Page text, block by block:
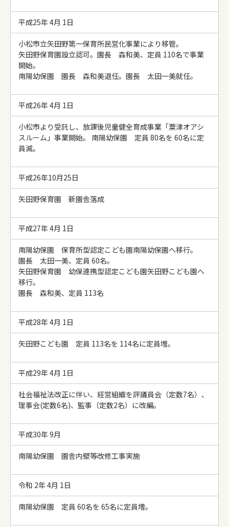
平成25年 4月 1日
小松市立矢田野第一保育所民営化事業により移管。
矢田野保育園設立認可。園長 森和美、定員 110名で事業
開始。
南陽幼保園 園長 森和美退任。園長 太田一美就任。
平成26年 4月 1日
小松市より受託し、放課後児童健全育成事業「粟津オアシ
スルーム」事業開始。 南陽幼保園 定員 80名を 60名に定
員減。
平成26年10月25日
矢田野保育園 新園舎落成
平成27年 4月 1日
南陽幼保園 保育所型認定こども園南陽幼保園へ移行。
園長 太田一美、定員 60名。
矢田野保育園 幼保連携型認定こども園矢田野こども園へ
移行。
園長 森和美、定員 113名
平成28年 4月 1日
矢田野こども園 定員 113名を 114名に定員増。
平成29年 4月 1日
社会福祉法改正に伴い、経営組織を評議員会（定数7名）、
理事会(定数6名)、 監事（定数2名） に改編。
平成30年 9月
南陽幼保園 園舎内壁等改修工事実施
令和 2年 4月 1日
南陽幼保園 定員 60名を 65名に定員増。